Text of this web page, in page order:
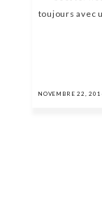
toujours avec
NOVEMBRE 22,